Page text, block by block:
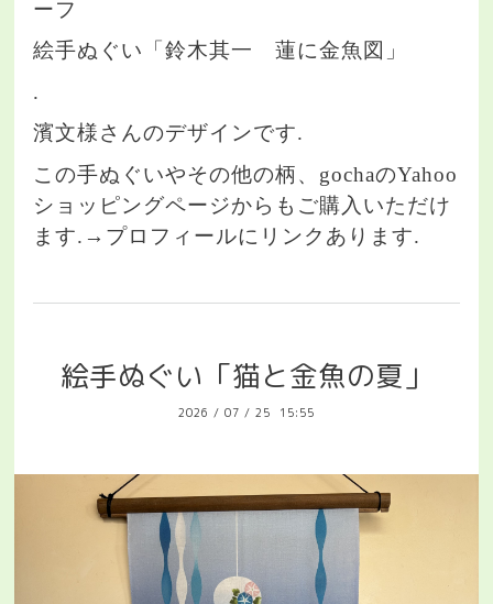
ーフ
絵手ぬぐい「鈴木其一 蓮に金魚図」
.
濱文様さんのデザインです.
この手ぬぐいやその他の柄、gochaのYahoo
ショッピングページからもご購入いただけ
ます.→プロフィールにリンクあります.
絵手ぬぐい「猫と金魚の夏」
2026 / 07 / 25 15:55